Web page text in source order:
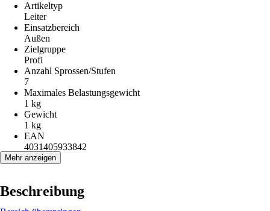
Artikeltyp
Leiter
Einsatzbereich
Außen
Zielgruppe
Profi
Anzahl Sprossen/Stufen
7
Maximales Belastungsgewicht
1 kg
Gewicht
1 kg
EAN
4031405933842
Mehr anzeigen
Beschreibung